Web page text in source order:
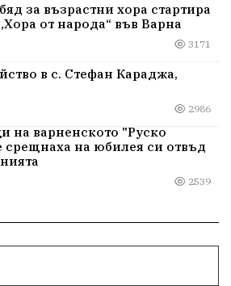
за възрастни хора стартира
от народа“ във Варна
3171
в с. Стефан Караджа,
2986
на варненското "Руско
на юбилея си отвъд
2539